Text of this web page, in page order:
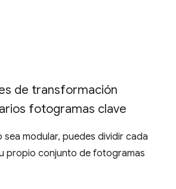
de transformación
fotogramas clave
modular, puedes dividir cada
propio conjunto de fotogramas